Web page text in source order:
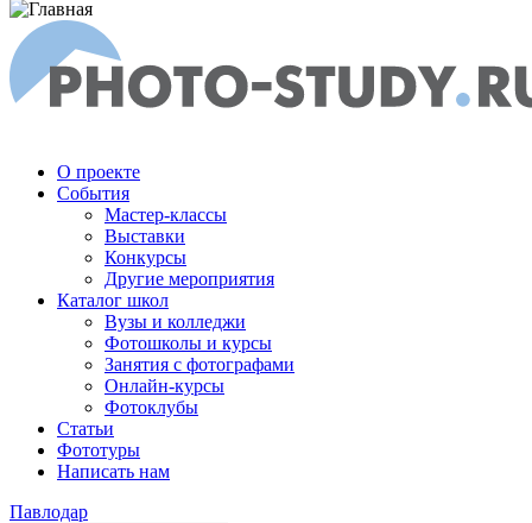
О проекте
События
Мастер-классы
Выставки
Конкурсы
Другие мероприятия
Каталог школ
Вузы и колледжи
Фотошколы и курсы
Занятия с фотографами
Онлайн-курсы
Фотоклубы
Статьи
Фототуры
Написать нам
Павлодар